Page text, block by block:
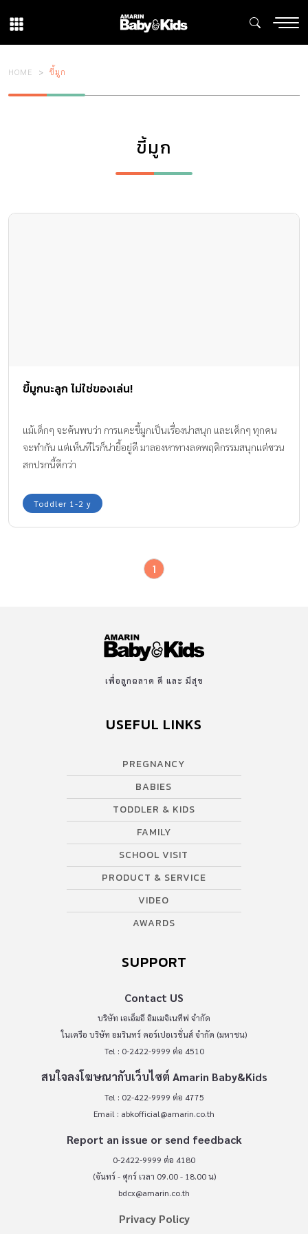
HOME ขี้มูก
ขี้มูก
ขี้มูกนะลูก ไม่ใช่ของเล่น!
แม้เด็กๆ จะค้นพบว่า การแคะขี้มูกเป็นเรื่องน่าสนุก และเด็กๆ ทุกคน
จะทำกัน แต่เห็นทีไรก็น่ายี้อยู่ดี มาลองหาทางลดพฤติกรรมสนุกแต่ชวน
สกปรกนี้ดีกว่า
Toddler 1-2 y
1
เพื่อลูกฉลาด ดี และ มีสุข
USEFUL LINKS
PREGNANCY
BABIES
TODDLER & KIDS
FAMILY
SCHOOL VISIT
PRODUCT & SERVICE
VIDEO
AWARDS
SUPPORT
Contact US
บริษัท เอเอ็มอี อิมเมจิเนทีฟ จำกัด
ในเครือ บริษัท อมรินทร์ คอร์เปอเรชั่นส์ จำกัด (มหาชน)
Tel : 0-2422-9999 ต่อ 4510
สนใจลงโฆษณากับเว็บไซต์ Amarin Baby&Kids
Tel : 02-422-9999 ต่อ 4775
Email : abkofficial@amarin.co.th
Report an issue or send feedback
0-2422-9999 ต่อ 4180
(จันทร์ - ศุกร์ เวลา 09.00 - 18.00 น)
bdcx@amarin.co.th
Privacy Policy